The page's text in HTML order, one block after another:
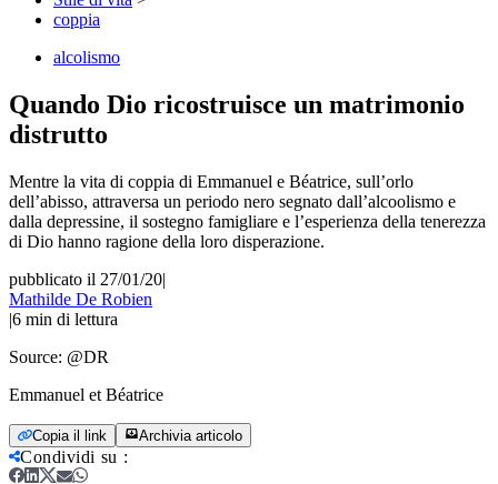
coppia
alcolismo
Quando Dio ricostruisce un matrimonio
distrutto
Mentre la vita di coppia di Emmanuel e Béatrice, sull’orlo
dell’abisso, attraversa un periodo nero segnato dall’alcoolismo e
dalla depressine, il sostegno famigliare e l’esperienza della tenerezza
di Dio hanno ragione della loro disperazione.
pubblicato il 27/01/20|
Mathilde De Robien
|6 min di lettura
Source: @DR
Emmanuel et Béatrice
Copia il link Archivia articolo
Condividi su :